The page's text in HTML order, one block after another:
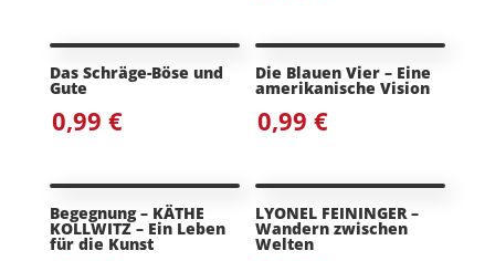
Das Schräge-Böse und
Gute
0,99 €
Die Blauen Vier – Eine
amerikanische Vision
0,99€
Begegnung – KÄTHE
KOLLWITZ – Ein Leben
für die Kunst
LYONEL FEININGER –
Wandern zwischen
Welten